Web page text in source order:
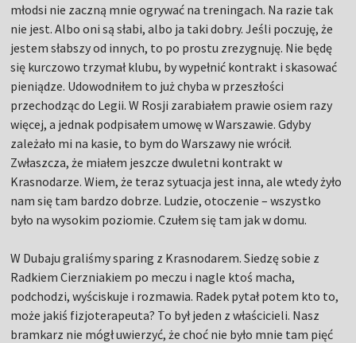
młodsi nie zaczną mnie ogrywać na treningach. Na razie tak
nie jest. Albo oni są słabi, albo ja taki dobry. Jeśli poczuję, że
jestem słabszy od innych, to po prostu zrezygnuję. Nie będę
się kurczowo trzymał klubu, by wypełnić kontrakt i skasować
pieniądze. Udowodniłem to już chyba w przeszłości
przechodząc do Legii. W Rosji zarabiałem prawie osiem razy
więcej, a jednak podpisałem umowę w Warszawie. Gdyby
zależało mi na kasie, to bym do Warszawy nie wrócił.
Zwłaszcza, że miałem jeszcze dwuletni kontrakt w
Krasnodarze. Wiem, że teraz sytuacja jest inna, ale wtedy żyło
nam się tam bardzo dobrze. Ludzie, otoczenie – wszystko
było na wysokim poziomie. Czułem się tam jak w domu.
W Dubaju graliśmy sparing z Krasnodarem. Siedzę sobie z
Radkiem Cierzniakiem po meczu i nagle ktoś macha,
podchodzi, wyściskuje i rozmawia. Radek pytał potem kto to,
może jakiś fizjoterapeuta? To był jeden z właścicieli. Nasz
bramkarz nie mógł uwierzyć, że choć nie było mnie tam pięć